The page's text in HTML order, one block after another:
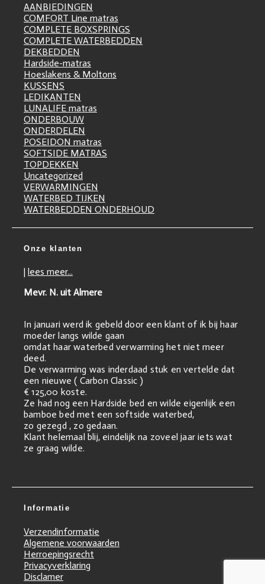
AANBIEDINGEN
COMFORT Line matras
COMPLETE BOXSPRINGS
COMPLETE WATERBEDDEN
DEKBEDDEN
Hardside-matras
Hoeslakens & Moltons
KUSSENS
LEDIKANTEN
LUNALIFE matras
ONDERBOUW
ONDERDELEN
POSEIDON matras
SOFTSIDE MATRAS
TOPDEKKEN
Uncategorized
VERWARMINGEN
WATERBED TIJKEN
WATERBEDDEN ONDERHOUD
Onze klanten
| lees meer...
Mevr. N. uit Almere
In januari werd ik gebeld door een klant of ik bij haar
moeder langs wilde gaan
omdat haar waterbed verwarming het niet meer
deed.
De verwarming was inderdaad stuk en vertelde dat
een nieuwe ( Carbon Classic )
€ 125,00 koste.
Ze had nog een Hardside bed en wilde eigenlijk een
bamboe bed met een softside waterbed,
zo gezegd , zo gedaan.
Klant helemaal blij, eindelijk na zoveel jaar iets wat
ze graag wilde.
Informatie
Verzendinformatie
Algemene voorwaarden
Herroepingsrecht
Privacyverklaring
Disclamer